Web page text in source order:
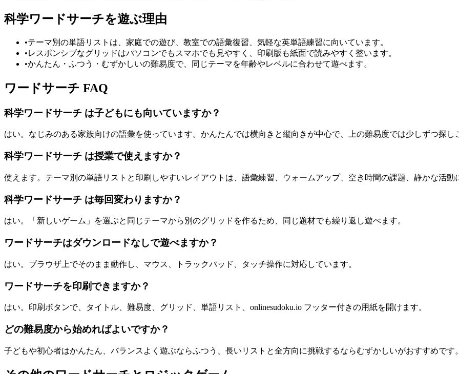
科学ワードサーチを遊ぶ理由
•テーマ別の単語リストは、家庭での遊び、教室での語彙復習、気軽な英単語練習に向いています。
•レスポンシブなグリッドはパソコンでもスマホでも見やすく、印刷版も紙面で読みやすく整います。
•かんたん・ふつう・むずかしいの難易度で、同じテーマを年齢やレベルに合わせて遊べます。
ワードサーチ FAQ
科学ワードサーチ は子どもにも向いていますか？
はい。なじみのある家族向けの語彙を使っています。かんたんでは横向きと縦向きが中心で、上の難易度では少しずつ探し
科学ワードサーチ は授業で使えますか？
使えます。テーマ別の単語リストと印刷しやすいレイアウトは、語彙練習、ウォームアップ、空き時間の課題、静かな活動
科学ワードサーチ は毎回変わりますか？
はい。「新しいゲーム」を選ぶと同じテーマから別のグリッドを作るため、同じ題材でも繰り返し遊べます。
ワードサーチはダウンロードなしで遊べますか？
はい。ブラウザ上でそのまま動作し、マウス、トラックパッド、タッチ操作に対応しています。
ワードサーチを印刷できますか？
はい。印刷ボタンで、タイトル、難易度、グリッド、単語リスト、onlinesudoku.io フッター付きの用紙を開けます。
どの難易度から始めればよいですか？
子どもや初心者はかんたん、バランスよく遊ぶならふつう、長いリストと全方向に挑戦するならむずかしいがおすすめです。